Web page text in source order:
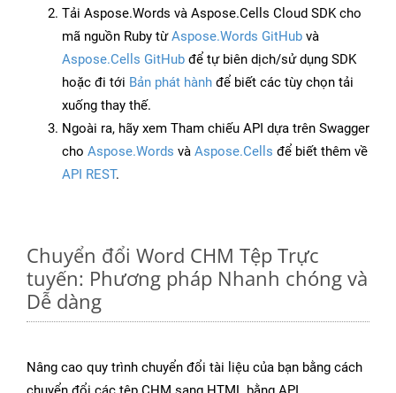
Tải Aspose.Words và Aspose.Cells Cloud SDK cho
mã nguồn Ruby từAspose.Words GitHub và
Aspose.Cells GitHub để tự biên dịch/sử dụng SDK
hoặc đi tới Bản phát hành để biết các tùy chọn tải
xuống thay thế.
Ngoài ra, hãy xem Tham chiếu API dựa trên Swagger
cho Aspose.Words và Aspose.Cells để biết thêm về
API REST.
Chuyển đổi Word CHM Tệp Trực
tuyến: Phương pháp Nhanh chóng và
Dễ dàng
Nâng cao quy trình chuyển đổi tài liệu của bạn bằng cách